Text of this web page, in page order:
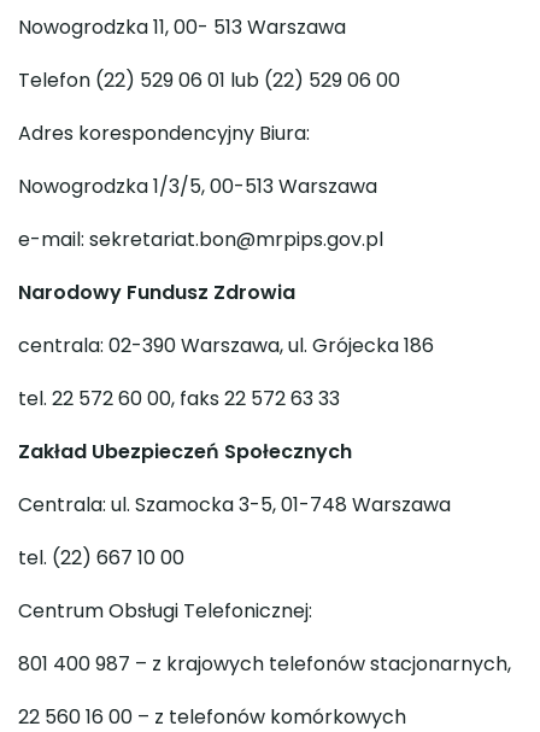
Nowogrodzka 11, 00- 513 Warszawa
Telefon (22) 529 06 01 lub (22) 529 06 00
Adres korespondencyjny Biura:
Nowogrodzka 1/3/5, 00-513 Warszawa
e-mail: sekretariat.bon@mrpips.gov.pl
Narodowy Fundusz Zdrowia
centrala: 02-390 Warszawa, ul. Grójecka 186
tel. 22 572 60 00, faks 22 572 63 33
Zakład Ubezpieczeń Społecznych
Centrala: ul. Szamocka 3-5, 01-748 Warszawa
tel. (22) 667 10 00
Centrum Obsługi Telefonicznej:
801 400 987 – z krajowych telefonów stacjonarnych,
22 560 16 00 – z telefonów komórkowych